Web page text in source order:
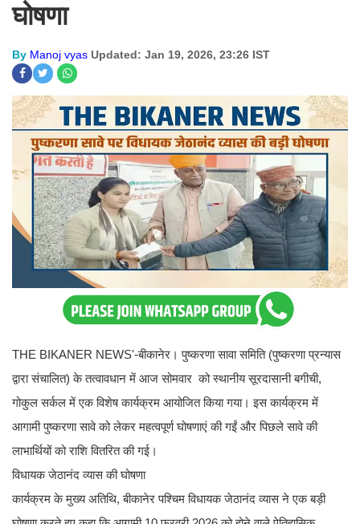
घोषणा
By Manoj vyas Updated: Jan 19, 2026, 23:26 IST
THE BIKANER NEWS'-​बीकानेर। पुष्करणा सावा समिति (पुष्करणा प्रन्यास
द्वारा संचालित) के तत्वावधान में आज सोमवार को स्थानीय सूरदासानी बगीची,
गोकुल सर्कल में एक विशेष कार्यक्रम आयोजित किया गया। इस कार्यक्रम में
आगामी पुष्करणा सावे को लेकर महत्वपूर्ण घोषणाएं की गईं और पिछले सावे की
लाभार्थियों को राशि वितरित की गई।
​विधायक जेठानंद व्यास की घोषणा
कार्यक्रम के मुख्य अतिथि, बीकानेर पश्चिम विधायक जेठानंद व्यास ने एक बड़ी